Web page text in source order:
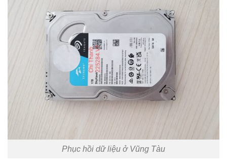
Phục hồi dữ liệu ở Vũng Tàu